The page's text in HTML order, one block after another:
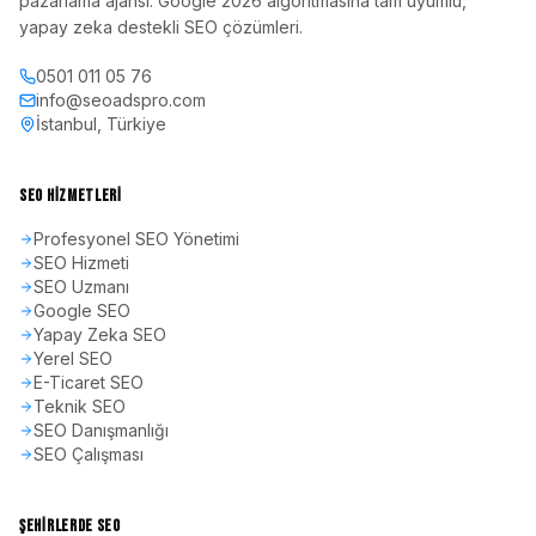
yapay zeka destekli SEO çözümleri.
0501 011 05 76
info@seoadspro.com
İstanbul, Türkiye
SEO HIZMETLERI
Profesyonel SEO Yönetimi
SEO Hizmeti
SEO Uzmanı
Google SEO
Yapay Zeka SEO
Yerel SEO
E-Ticaret SEO
Teknik SEO
SEO Danışmanlığı
SEO Çalışması
ŞEHIRLERDE SEO